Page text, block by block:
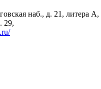
наб., д. 21, литера А,
29,